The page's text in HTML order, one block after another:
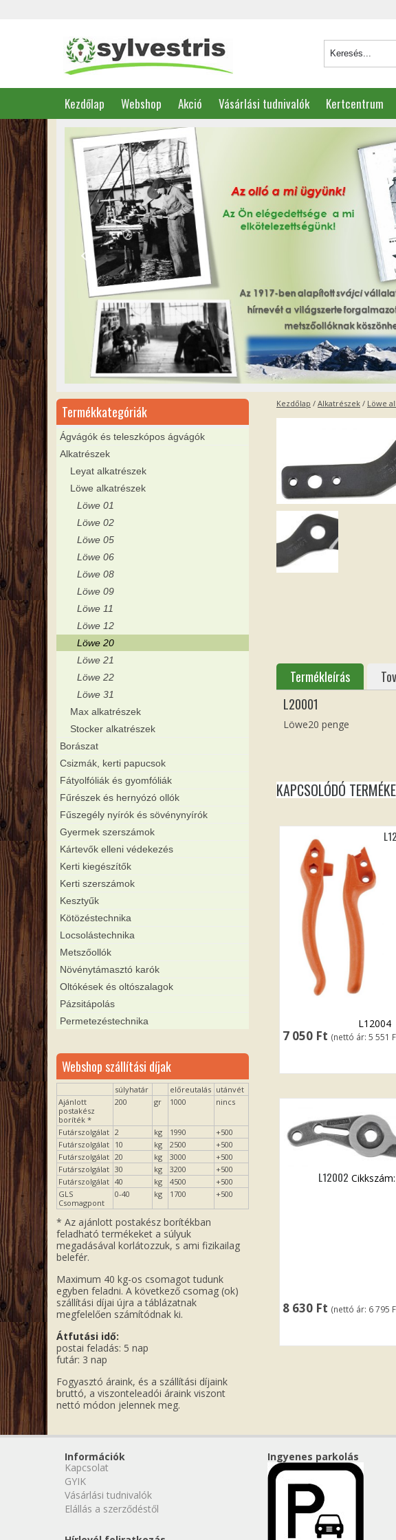
Kezdőlap Webshop Akció Vásárlási tudnivalók Kertcentrum
Kezdőlap / Alkatrészek / Löwe
Termékleírás
L20001
Löwe20 penge
KAPCSOLÓDÓ
7 050 Ft (nettó ár:5 551
L12004
L12002
8 630 Ft (nettó ár: 6 795
Termékkategóriák
Ágvágók és teleszkópos ágvágók
Alkatrészek
Leyat alkatrészek
Löwe alkatrészek
Löwe 01
Löwe 02
Löwe 05
Löwe 06
Löwe 08
Löwe 09
Löwe 11
Löwe 12
Löwe 20
Löwe 21
Löwe 22
Löwe 31
Max alkatrészek
Stocker alkatrészek
Borászat
Csizmák, kerti papucsok
Fátyolfóliák és gyomfóliák
Fűrészek és hernyózó ollók
Fűszegély nyírók és sövénynyírók
Gyermek szerszámok
Kártevők elleni védekezés
Kerti kiegészítők
Kerti szerszámok
Kesztyűk
Kötözéstechnika
Locsolástechnika
Metszőollók
Növénytámasztó karók
Oltókések és oltószalagok
Pázsitápolás
Permetezéstechnika
Webshop szállítási díjak
súlyhatár előreutalás utánvét
Ajánlott
postakész
boríték *
200 gr 1000 nincs
Futárszolgálat 2 kg 1990
+500
Futárszolgálat 10 kg 2500
+500
Futárszolgálat 20 kg 3000
+500
Futárszolgálat 30 kg 3200
+500
Futárszolgálat 40 kg 4500
+500
GLS
Csomagpont
0-40 kg 1700 +500
* Az ajánlott postakész borítékban
feladható termékeket a súlyuk
megadásával korlátozzuk, s ami fizikailag
belefér.
Maximum 40 kg-os csomagot tudunk
egyben feladni. A következő csomag (ok)
szállítási díjai újra a táblázatnak
megfelelően számítódnak ki.
Átfutási idő:
postai feladás: 5 nap
futár: 3 nap
Fogyasztó áraink, és a szállítási díjaink
bruttó, a viszonteleadói áraink viszont
nettó módon jelennek meg.
Információk
Kapcsolat
GYIK
Vásárlási tudnivalók
Elállás a szerződéstől
Ingyenes parkolás